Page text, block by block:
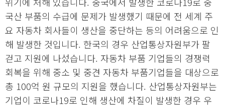
국산 부품의 수급에 문제가 발생했기 때문에 전 세계 주
요 자동차 회사들이 생산을 중단하는 등의 어려움으로 인
해 발생한 것입니다. 한국의 경우 산업통상자원부가 팔
걷고 지원에 나섰습니다. 자동차 부품 기업들의 경쟁력
회복을 위해 중소 및 중견 자동차 부품기업들을 대상으로
총 100억 원 규모의 지원을 했습니다. 산업통상자원부는
기업이 코로나19로 인해 생산에 차질이 발생한 경우 우